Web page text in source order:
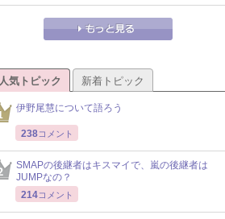
人気トピック 新着トピック
伊野尾慧について語ろう
238コメント
SMAPの後継者はキスマイで、嵐の後継者は
JUMPなの？
214コメント